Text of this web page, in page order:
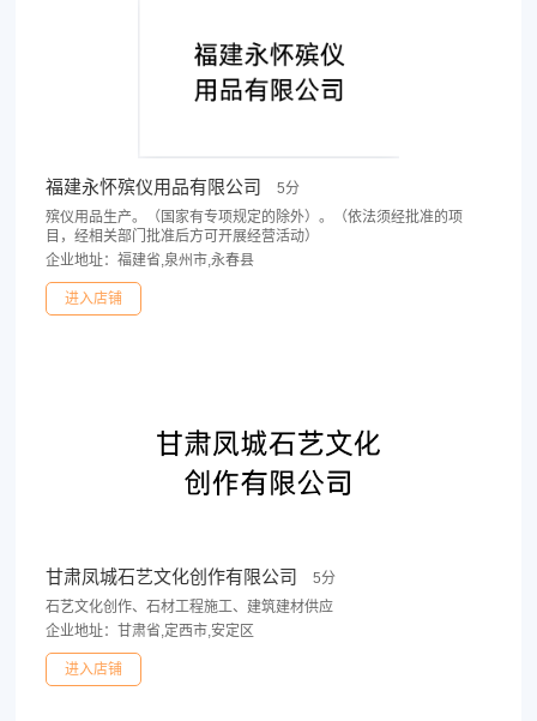
福建永怀殡仪用品有限公司
5分
殡仪用品生产。（国家有专项规定的除外）。（依法须经批准的项
目，经相关部门批准后方可开展经营活动）
企业地址：福建省,泉州市,永春县
进入店铺
甘肃凤城石艺文化创作有限公司
5分
石艺文化创作、石材工程施工、建筑建材供应
企业地址：甘肃省,定西市,安定区
进入店铺